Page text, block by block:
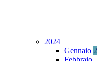
2024
Gennaio 2